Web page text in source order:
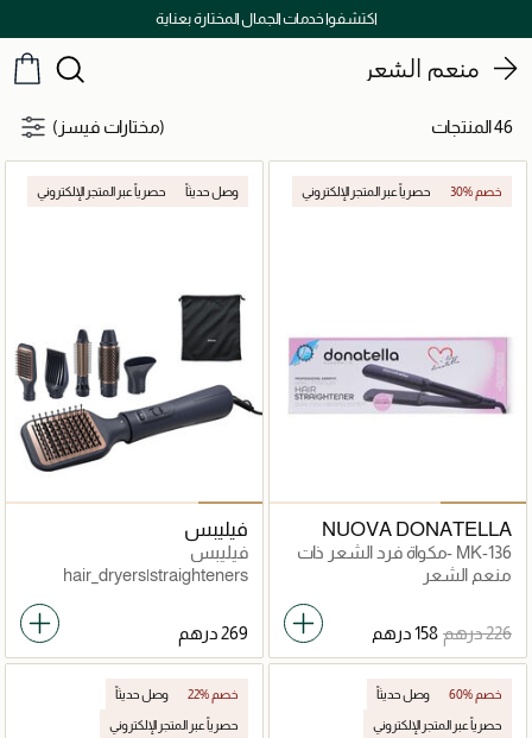
جميع الطلبات ما فوق 299 درهم
منعم الشعر
46 المنتجات (مختارات فيسز)
30% خصم حصرياً عبر المتجر الإلكتروني
NUOVA DONATELLA
MK-136 -مكواة فرد الشعر ذات
اللوحة العريضة
منعم الشعر
وصل حديثاً حصرياً عبر المتجر الإلكتروني
فيليبس
فيليبس
hair_dryers|straighteners
60% خصم وصل حديثاً
حصرياً عبر المتجر الإلكتروني
22% خصم وصل حديثاً
حصرياً عبر المتجر الإلكتروني